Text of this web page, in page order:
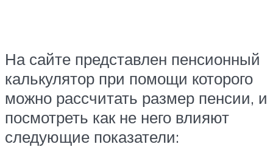
На сайте представлен пенсионный
калькулятор при помощи которого
можно рассчитать размер пенсии, и
посмотреть как не него влияют
следующие показатели: